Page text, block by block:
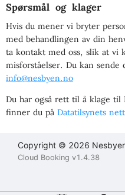
Spørsmål og klager
Hvis du mener vi bryter
med behandlingen av din
ta kontakt med oss, slik at vi
misforståelser. Du kan sende
info@nesbyen.no
Du har også rett til å klage
finner du på Datatilsynets
Copyright © 2026
Cloud Booking v1.4.38